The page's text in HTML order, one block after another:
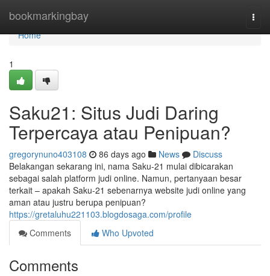
bookmarkingbay
Home
Home
1
Saku21: Situs Judi Daring
Terpercaya atau Penipuan?
gregorynuno403108 86 days ago News
Discuss
Belakangan sekarang ini, nama Saku-21 mulai dibicarakan
sebagai salah platform judi online. Namun, pertanyaan besar
terkait – apakah Saku-21 sebenarnya website judi online yang
aman atau justru berupa penipuan?
https://gretaluhu221103.blogdosaga.com/profile
Comments
Who Upvoted
Comments